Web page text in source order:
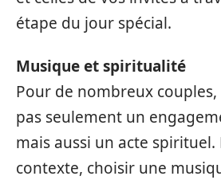
étape du jour spécial.
Musique et spiritualité
Pour de nombreux couples,
pas seulement un
mais aussi un acte spirituel.
contexte, choisir une